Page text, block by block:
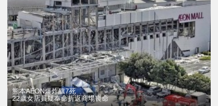
熊本AEON爆炸釀7死
22歲女店員疑奉命折返商場喪命